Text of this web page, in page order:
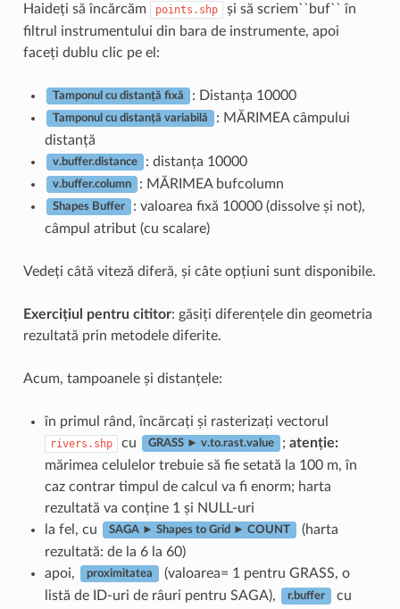
Haideți să încărcăm points.shp
și să scriem``buf`` în
filtrul instrumentului din bara de instrumente, apoi
faceți dublu clic pe el:
Tamponul cu distanță fixă : Distanța 10000
Tamponul cu distanță variabilă
: MĂRIMEA câmpului
distanță
v.buffer.distance : distanța 10000
v.buffer.column : MĂRIMEA bufcolumn
Shapes Buffer
: valoarea fixă 10000 (dissolve și not),
câmpul atribut (cu scalare)
Vedeți câtă viteză diferă, și câte opțiuni sunt disponibile.
Exercițiul pentru cititor: găsiți diferențele din geometria
rezultată prin metodele diferite.
Acum, tampoanele și distanțele:
în primul rând, încărcați și rasterizați vectorul
rivers.shp cu GRASS ► v.to.rast.value ; atenție:
mărimea celulelor trebuie să fie setată la 100 m, în
caz contrar timpul de calcul va fi enorm; harta
rezultată va conține 1 și NULL-uri
la fel, cu
SAGA ► Shapes to Grid ► COUNT
(harta
rezultată: de la 6 la 60)
apoi,
proximitatea
(valoarea= 1 pentru GRASS, o
listă de ID-uri de râuri pentru SAGA),
r.buffer
cu